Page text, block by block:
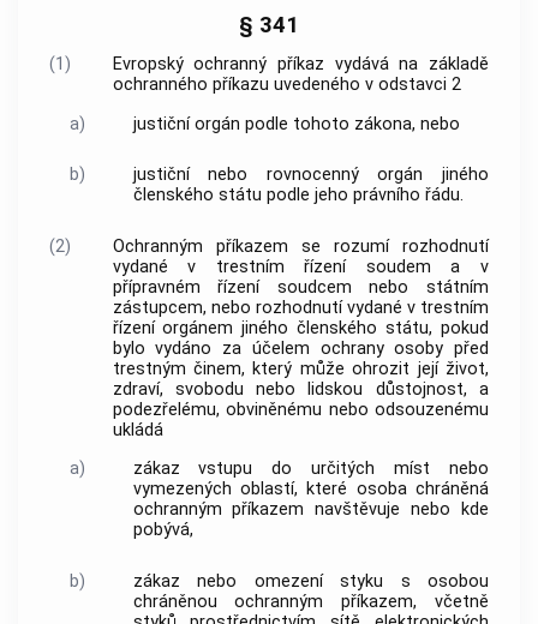
§ 341
(1)
Evropský ochranný příkaz vydává na základě
ochranného příkazu uvedeného v odstavci 2
a)
justiční orgán podle tohoto zákona, nebo
b)
justiční nebo rovnocenný orgán jiného
členského státu podle jeho právního řádu.
(2)
Ochranným příkazem se rozumí rozhodnutí
vydané v trestním řízení soudem a v
přípravném řízení soudcem nebo státním
zástupcem, nebo rozhodnutí vydané v trestním
řízení orgánem jiného členského státu, pokud
bylo vydáno za účelem ochrany osoby před
trestným činem, který může ohrozit její život,
zdraví, svobodu nebo lidskou důstojnost, a
podezřelému, obviněnému nebo odsouzenému
ukládá
a)
zákaz vstupu do určitých míst nebo
vymezených oblastí, které osoba chráněná
ochranným příkazem navštěvuje nebo kde
pobývá,
b)
zákaz nebo omezení styku s osobou
chráněnou ochranným příkazem, včetně